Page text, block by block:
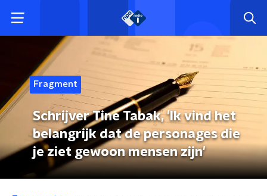
Fragment
Schrijver Tine Tabak, 'Ik vind het
belangrijk dat de personages die
je ziet gewoon mensen zijn'